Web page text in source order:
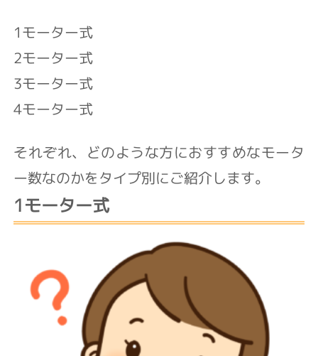
1モーター式
2モーター式
3モーター式
4モーター式
それぞれ、どのような方におすすめなモータ
ー数なのかをタイプ別にご紹介します。
1モーター式